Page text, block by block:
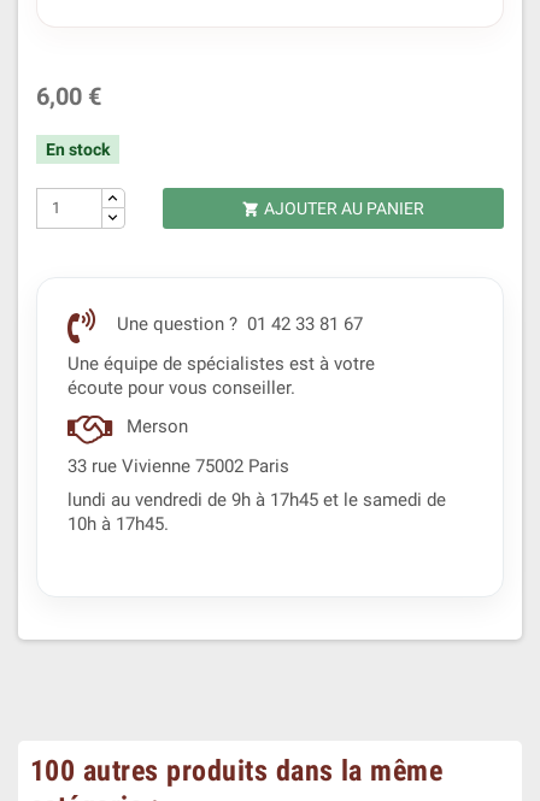
6,00 €
En stock
 AJOUTER AU PANIER
Une question ? 01 42 33 81 67
Une équipe de spécialistes est à votre
écoute pour vous conseiller.
Merson
33 rue Vivienne 75002 Paris
lundi au vendredi de 9h à 17h45 et le samedi de
10h à 17h45.
100 autres produits dans la même